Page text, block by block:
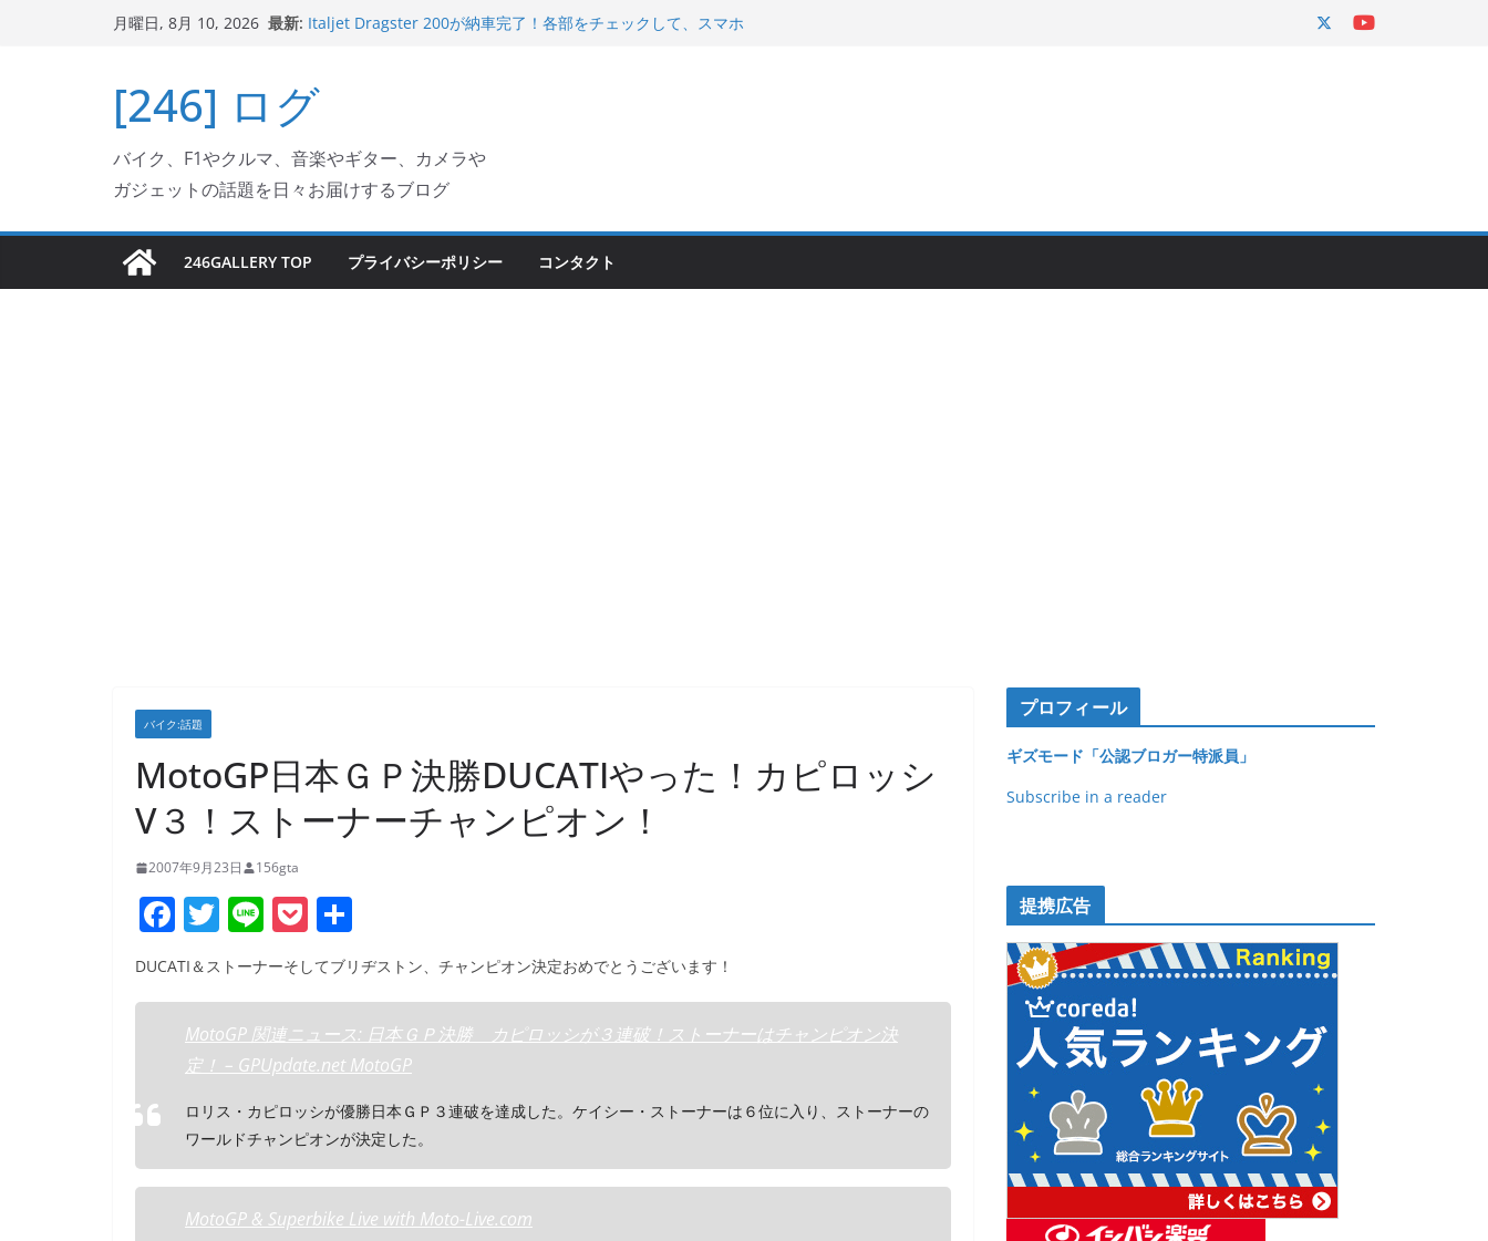
キ
プ
月曜日, 8月 10, 2026 最新: Italjet Dragster 200が納車完了！各部をチェックして、スマホ
Ken Block 逝去
Italjet Dragster 200のフロントISSサスの動きが判ったらコーナ
リングが楽しくなった
[246] ログ
バイク、F1やクルマ、音楽やギター、カメラや
ガジェットの話題を日々お届けするブログ
246GALLERY TOP プライバシーポリシー コンタクト
バイク:話題
MotoGP日本ＧＰ決勝DUCATIやった！カピロッシ
V３！ストーナーチャンピオン！
2007年9月23日 156gta
F
a
c
e
b
o
k
T
w
itt
er
Li P
o
ck
et
有
DUCATI＆ストーナーそしてブリヂストン、チャンピオン決定おめでとうございます！
MotoGP 関連ニュース: 日本ＧＰ決勝 カピロッシが３連破！ストーナーはチャンピオン決
定！ – GPUpdate.net MotoGP
ロリス・カピロッシが優勝日本ＧＰ３連破を達成した。ケイシー・ストーナーは６位に入り、ストーナーの
ワールドチャンピオンが決定した。
MotoGP & Superbike Live with Moto-Live.com
プロフィール
ギズモード「公認ブロガー特派員」
Subscribe in a reader
提携広告